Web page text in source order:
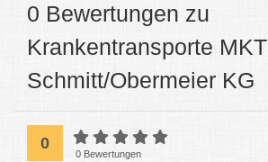
0 Bewertungen zu
Krankentransporte MKT
Schmitt/Obermeier KG
0
0 Bewertungen